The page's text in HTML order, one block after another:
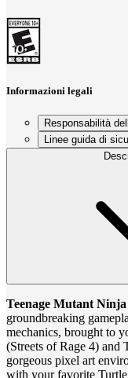
Informazioni legali
Responsabilità
Linee guida di
Teenage Mutant Ninja
groundbreaking
mechanics, brought to
(Streets of Rage 4) and
gorgeous pixel art
with your favorite